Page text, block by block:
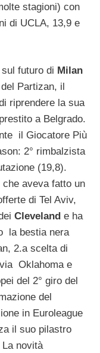
stagioni) con
di UCLA, 13,9 e
futuro di Milan
Partizan, il
riprendere la sua
a Belgrado.
il Giocatore Più
2° rimbalzista
(19,8).
aveva fatto un
di Tel Aviv,
Cleveland e ha
la bestia nera
2.a scelta di
Oklahoma e
del 2° giro del
del
in Euroleague
il suo pilastro
novità